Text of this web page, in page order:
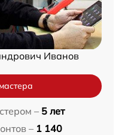
Иванов
– 5 лет
– 1 140